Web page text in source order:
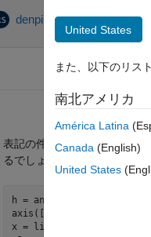
denpika 2018 4 月 19
表記の件について教えていた
るでしょうか？ 例えば、下
h = animatedline;
axis([0,4*pi,-1,1])
x = linspace(0,4*pi,1000);
United States
また、以下のリス
南北アメリカ
América Latina
Canada (English)
United States